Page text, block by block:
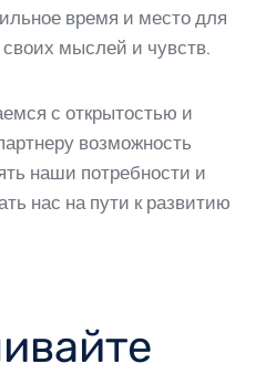
время и место для
мыслей и чувств.
с открытостью и
возможность
наши потребности и
нас на пути к развитию